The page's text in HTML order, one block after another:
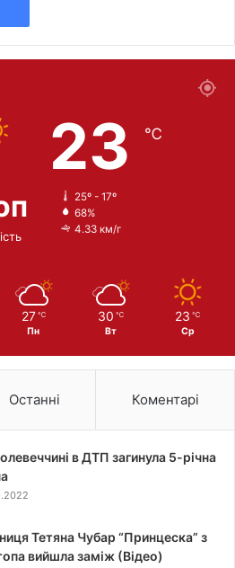
23 ℃
25º - 17º
68%
4.33 км/г
27 ℃
Пн
30 ℃
Вт
23 ℃
Ср
Останні Коментарі
в ДТП загинула 5-річна
Тетяна Чубар “Принцеска” з
вийшла заміж (Відео)